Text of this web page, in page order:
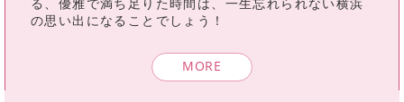
の思い出になることでしょう！
MORE